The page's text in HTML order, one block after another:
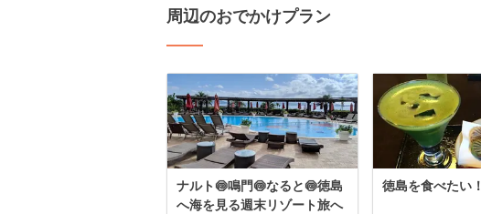
周辺のおでかけプラン
ナルト🍥鳴門🍥なると🍥徳島
へ海を見る週末リゾート旅へ
徳島を食べたい！